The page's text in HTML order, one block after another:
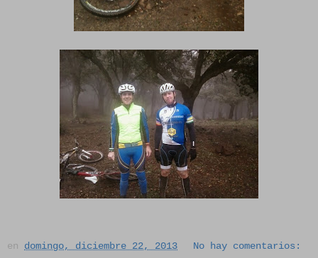
en domingo, diciembre 22, 2013 No hay comentarios: